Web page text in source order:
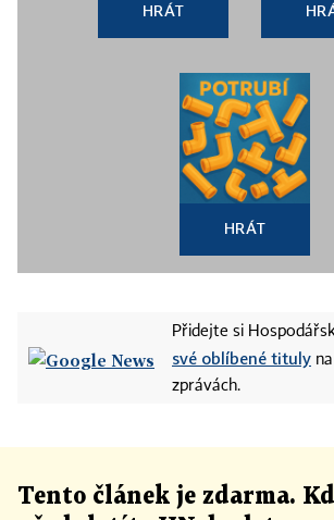
HRÁT
HRÁT
Přidejte si
své oblíbené tituly
zprávách.
Tento článek je zdarma.